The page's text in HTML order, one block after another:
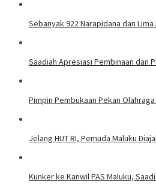
Sebanyak 922 Narapidana dan Lima
Saadiah Apresiasi Pembinaan dan
Pimpin Pembukaan Pekan
Jelang HUT RI, Pemuda Maluku
Kunker ke Kanwil PAS Maluku,